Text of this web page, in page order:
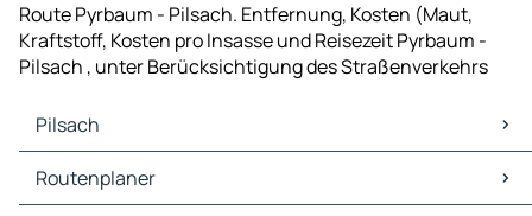
Route Pyrbaum - Pilsach. Entfernung, Kosten (Maut,
Kraftstoff, Kosten pro Insasse und Reisezeit Pyrbaum -
Pilsach , unter Berücksichtigung des Straßenverkehrs
Pilsach
Pilsach Karten Stadtplan
Pilsach Verkehr
Routenplaner